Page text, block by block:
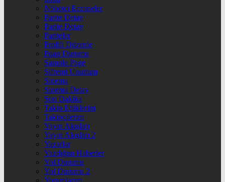
Nöbetçi Eczaneler
Parite Detay
Parite Detay
Pariteler
Profili Düzenle
Puan Durumu
Sample Page
Şifremi Unuttum
Sinema
Sinema Detay
Son Dakika
Takip Ettiklerim
Takipçilerim
Yayın Akışları
Yayın Akışları 2
Yazarlar
Yazdığım Haberler
Yol Durumu
Yol Durumu 2